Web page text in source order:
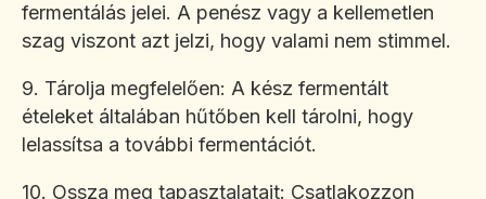
fermentálás jelei. A penész vagy a kellemetlen
szag viszont azt jelzi, hogy valami nem stimmel.
9. Tárolja megfelelően: A kész fermentált
ételeket általában hűtőben kell tárolni, hogy
lelassítsa a további fermentációt.
10. Ossza meg tapasztalatait: Csatlakozzon